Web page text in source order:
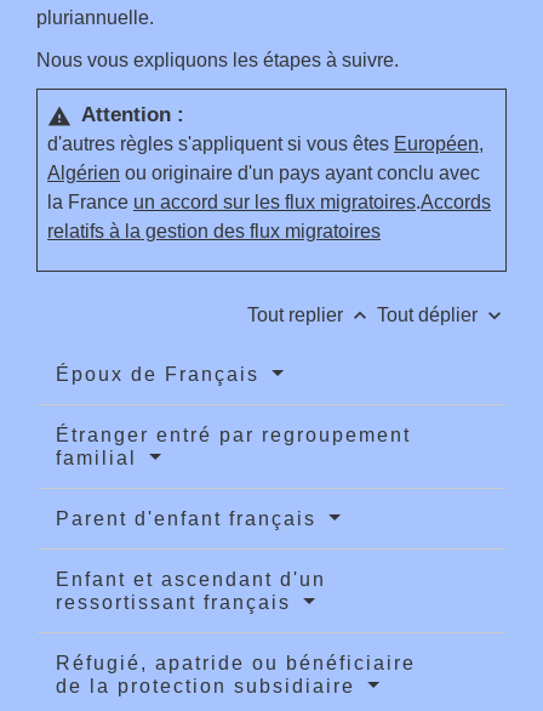
pluriannuelle.
Nous vous expliquons les étapes à suivre.
warning Attention :
d'autres règles s'appliquent si vous êtes Européen,
Algérien ou originaire d'un pays ayant conclu avec
la France un accord sur les flux migratoires.Accords
relatifs à la gestion des flux migratoires
Tout replier keyboard_arrow_up Tout déplier keyboard_arrow_down
Époux de Français
Étranger entré par regroupement
familial
Parent d'enfant français
Enfant et ascendant d'un
ressortissant français
Réfugié, apatride ou bénéficiaire
de la protection subsidiaire